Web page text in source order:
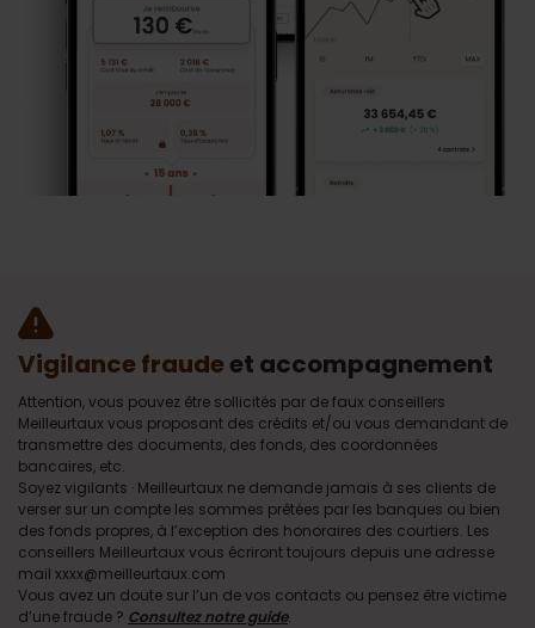
Vigilance fraudeet accompagnement
Attention, vous pouvez être sollicités par de faux conseillers
Meilleurtaux vous proposant des crédits et/ou vous demandant de
transmettre des documents, des fonds, des coordonnées
bancaires, etc.
Soyez vigilants · Meilleurtaux ne demande jamais à ses clients de
verser sur un compte les sommes prêtées par les banques ou bien
des fonds propres, à l’exception des honoraires des courtiers. Les
conseillers Meilleurtaux vous écriront toujours depuis une adresse
mail xxxx@meilleurtaux.com
Vous avez un doute sur l’un de vos contacts ou pensez être victime
d’une fraude ? Consultez notre guide.